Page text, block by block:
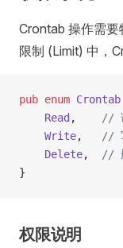
Crontab 操作需
限制 (Limit) 中，
pub enum Crontab
    Read
,
//
    Write
,
//
    Delete
,
//
}
权限说明